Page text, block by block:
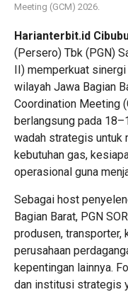
Meeting (GCM) 2026.
Harianterbit.id
(Persero) Tbk (PGN)
II) memperkuat
wilayah Jawa Bagian
Coordination Meeting
berlangsung pada
wadah strategis untuk
kebutuhan gas,
operasional guna
Sebagai host
Bagian Barat, PGN
produsen, transporter,
perusahaan
kepentingan lainnya.
dan institusi strategis